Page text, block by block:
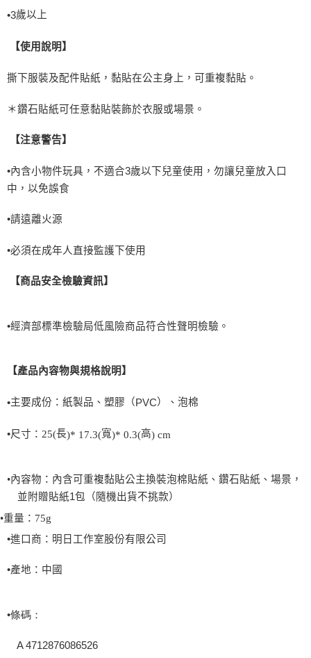
•3歲以上
【使用說明】
撕下服裝及配件貼紙，黏貼在公主身上，可重複黏貼。
＊鑽石貼紙可任意黏貼裝飾於衣服或場景。
【注意警告】
•內含小物件玩具，不適合3歲以下兒童使用，勿讓兒童放入口
中，以免誤食
•請遠離火源
•必須在成年人直接監護下使用
【商品安全檢驗資訊】
•經濟部標準檢驗局低風險商品符合性聲明檢驗。
【產品內容物與規格說明】
•主要成份：紙製品、塑膠（ PVC）、泡棉
•尺寸： 25(長)* 17.3(寬)* 0.3(高) cm
•內容物： 內含可重複黏貼公主換裝泡棉貼紙、鑽石貼紙、場景，
並附贈貼紙1包（隨機出貨不挑款）
•重量：75g
•進口商：明日工作室股份有限公司
•產地：中國
•條碼：
A 4712876086526